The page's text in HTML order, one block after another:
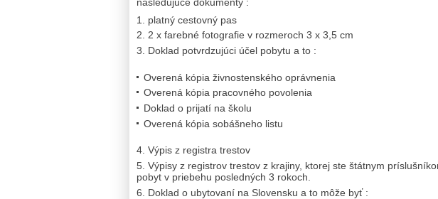
platný cestovný pas
2 x farebné fotografie v rozmeroch 3 x 3,5 cm
Doklad potvrdzujúci účel pobytu a to :
Overená kópia živnostenského oprávnenia
Overená kópia pracovného povolenia
Doklad o prijatí na školu
Overená kópia sobášneho listu
Výpis z registra trestov
Výpisy z registrov trestov z krajiny, ktorej ste štátnym
pobyt v priebehu posledných 3 rokoch.
Doklad o ubytovaní na Slovensku a to môže byť :